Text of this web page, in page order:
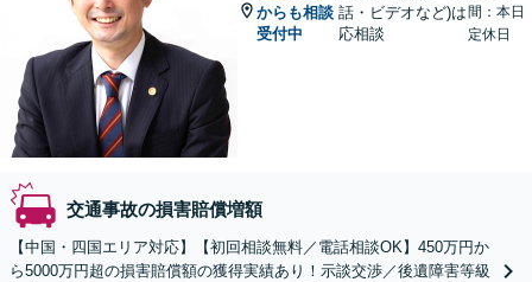
からも相談
受付中
話・ビデオなど)は
応相談
間：本日
定休日
交通事故の損害賠償増額
【中国・四国エリア対応】【初回相談無料／電話相談OK】450万円か
ら5000万円超の損害賠償額の獲得実績あり！示談交渉／後遺障害等級